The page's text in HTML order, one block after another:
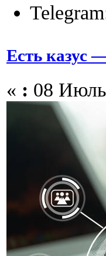
Есть казус
« : 08